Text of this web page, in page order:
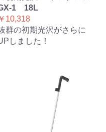
1 18L
￥10,318
群の初期光沢がさらに
しました！